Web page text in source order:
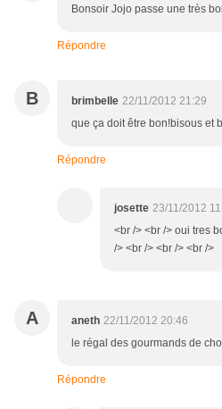
Bonsoir Jojo passe une très
Répondre
B brimbelle 22/11/2012 21:29
que ça doit être bon!bisous et
Répondre
josette 23/11/2012
<br /> <br /> oui tres
/> <br /> <br /> <br />
A aneth 22/11/2012 20:46
le régal des gourmands de
Répondre